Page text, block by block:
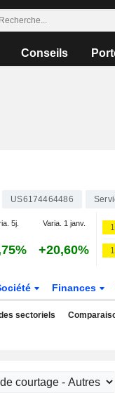
Conseils
US6174464486
5j. Varia. 1 janv.
+20,60%
Finances
sectoriels